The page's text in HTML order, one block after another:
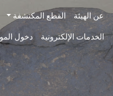
عن الهيئة
القطع المكتشفة
الخدمات الإلكترونية
دخول